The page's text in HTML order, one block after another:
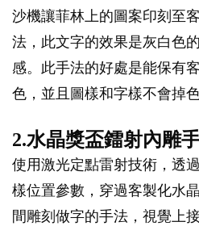
沙機讓菲林上的圖案印刻至
法，此文字的效果是灰白色
感。此手法的好處是能保有
色，並且圖樣和字樣不會掉色
2.水晶獎盃鐳射內雕
使用激光定點雷射技術，透
樣位置參數，穿過客製化水
間雕刻做字的手法，視覺上